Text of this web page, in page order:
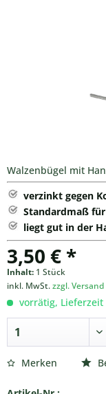
Walzenbügel mit
verzinkt gegen
Standardmaß
liegt gut in der
3,50 € *
Inhalt: 1 Stück
inkl. MwSt.zzgl.
vorrätig, Lieferzeit
Merken